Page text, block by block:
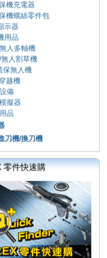
機充電器
機螺絲零件包
示器
用品
人多軸機
人割草機
保無人機
越機
備
擬器
品
刀機/換刀機
零件快速購